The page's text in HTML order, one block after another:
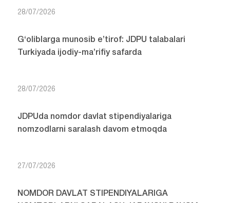
28/07/2026
G‘oliblarga munosib e’tirof: JDPU talabalari
Turkiyada ijodiy-ma’rifiy safarda
28/07/2026
JDPUda nomdor davlat stipendiyalariga
nomzodlarni saralash davom etmoqda
27/07/2026
NOMDOR DAVLAT STIPENDIYALARIGA